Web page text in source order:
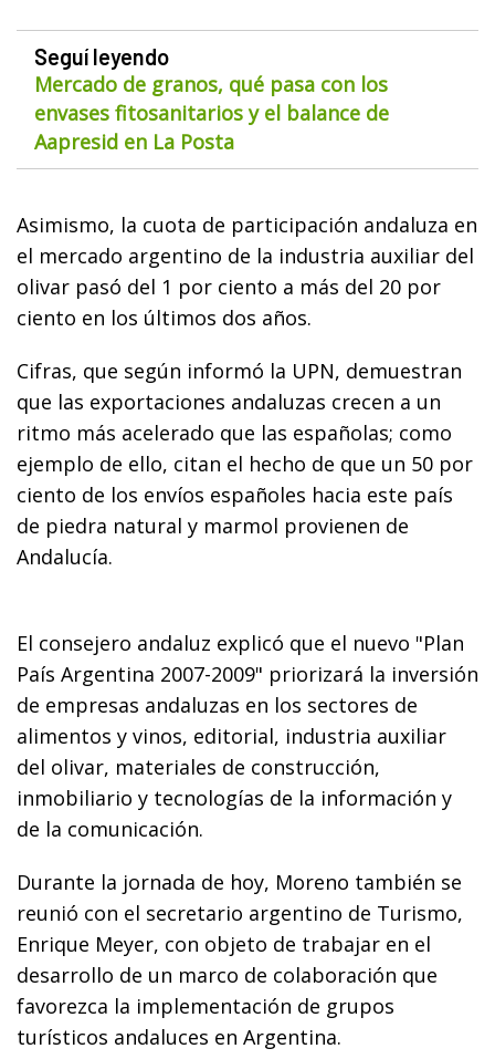
Seguí leyendo
Mercado de granos, qué pasa con los
envases fitosanitarios y el balance de
Aapresid en La Posta
Asimismo, la cuota de participación andaluza en
el mercado argentino de la industria auxiliar del
olivar pasó del 1 por ciento a más del 20 por
ciento en los últimos dos años.
Cifras, que según informó la UPN, demuestran
que las exportaciones andaluzas crecen a un
ritmo más acelerado que las españolas; como
ejemplo de ello, citan el hecho de que un 50 por
ciento de los envíos españoles hacia este país
de piedra natural y marmol provienen de
Andalucía.
El consejero andaluz explicó que el nuevo "Plan
País Argentina 2007-2009" priorizará la inversión
de empresas andaluzas en los sectores de
alimentos y vinos, editorial, industria auxiliar
del olivar, materiales de construcción,
inmobiliario y tecnologías de la información y
de la comunicación.
Durante la jornada de hoy, Moreno también se
reunió con el secretario argentino de Turismo,
Enrique Meyer, con objeto de trabajar en el
desarrollo de un marco de colaboración que
favorezca la implementación de grupos
turísticos andaluces en Argentina.